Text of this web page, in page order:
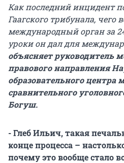
Как последний инцидент
Гаагского трибунала, чего
международный орган за
уроки он дал для
объясняет руководитель
правового направления
образовательного центра
сравнительного
Богуш.
- Глеб Ильич, такая
конце процесса –
почему это вообще стало